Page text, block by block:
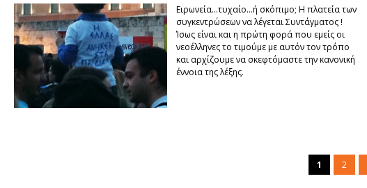
Ειρωνεία…τυχαίο…ή σκόπιμο; Η πλατεία των
συγκεντρώσεων να λέγεται Συντάγματος !
Ίσως είναι και η πρώτη φορά που εμείς οι
νεοέλληνες το τιμούμε με αυτόν τον τρόπο
και αρχίζουμε να σκεφτόμαστε την κανονική
έννοια της λέξης.
1 2